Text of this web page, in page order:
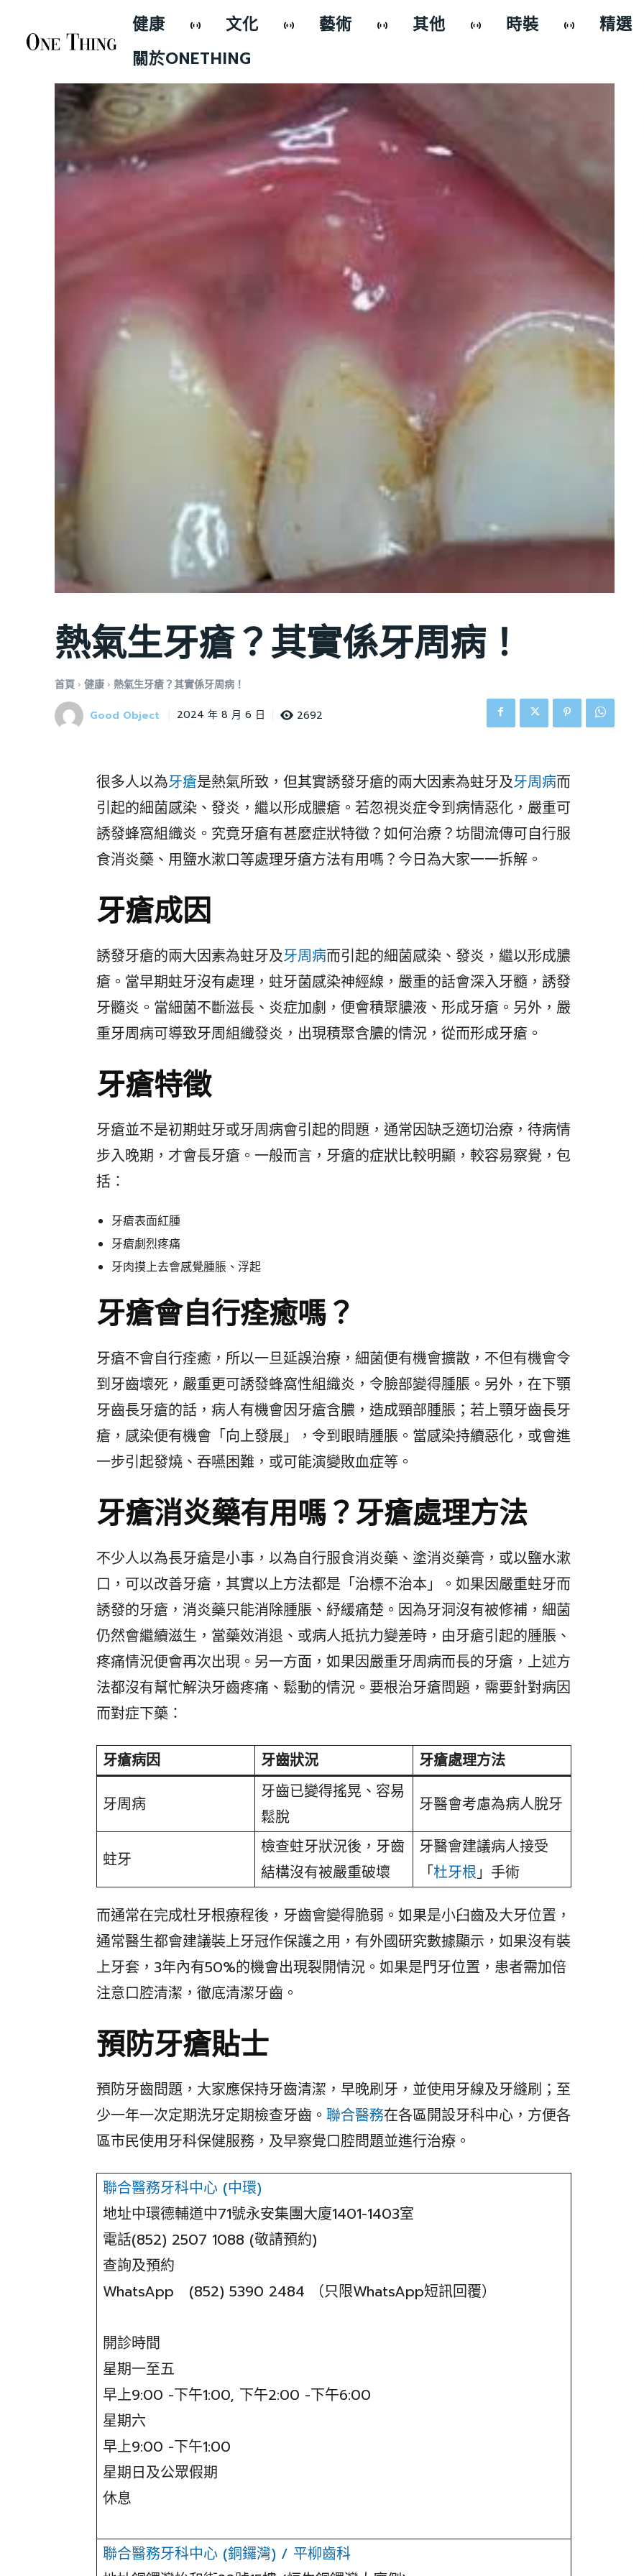
健康 文化 藝術 其他 時裝
精選
關於ONETHING
熱氣生牙瘡？其實係牙周病！
首頁 健康 熱氣生牙瘡？其實係牙周病！
Good Object 2024 年 8 月 6 日 2692
很多人以為牙瘡是熱氣所致，但其實誘發牙瘡的兩大因素為蛀牙及牙周病而
引起的細菌感染、發炎，繼以形成膿瘡。若忽視炎症令到病情惡化，嚴重可
誘發蜂窩組織炎。究竟牙瘡有甚麼症狀特徵？如何治療？坊間流傳可自行服
食消炎藥、用鹽水漱口等處理牙瘡方法有用嗎？今日為大家一一拆解。
牙瘡成因
誘發牙瘡的兩大因素為蛀牙及牙周病而引起的細菌感染、發炎，繼以形成膿
瘡。當早期蛀牙沒有處理，蛀牙菌感染神經線，嚴重的話會深入牙髓，誘發
牙髓炎。當細菌不斷滋長、炎症加劇，便會積聚膿液、形成牙瘡。另外，嚴
重牙周病可導致牙周組織發炎，出現積聚含膿的情況，從而形成牙瘡。
牙瘡特徵
牙瘡並不是初期蛀牙或牙周病會引起的問題，通常因缺乏適切治療，待病情
步入晚期，才會長牙瘡。一般而言，牙瘡的症狀比較明顯，較容易察覺，包
括：
牙瘡表面紅腫
牙瘡劇烈疼痛
牙肉摸上去會感覺腫脹、浮起
牙瘡會自行痊癒嗎？
牙瘡不會自行痊癒，所以一旦延誤治療，細菌便有機會擴散，不但有機會令
到牙齒壞死，嚴重更可誘發蜂窩性組織炎，令臉部變得腫脹。另外，在下顎
牙齒長牙瘡的話，病人有機會因牙瘡含膿，造成頸部腫脹；若上顎牙齒長牙
瘡，感染便有機會「向上發展」，令到眼睛腫脹。當感染持續惡化，或會進
一步引起發燒、吞嚥困難，或可能演變敗血症等。
牙瘡消炎藥有用嗎？牙瘡處理方法
不少人以為長牙瘡是小事，以為自行服食消炎藥、塗消炎藥膏，或以鹽水漱
口，可以改善牙瘡，其實以上方法都是「治標不治本」。如果因嚴重蛀牙而
誘發的牙瘡，消炎藥只能消除腫脹、紓緩痛楚。因為牙洞沒有被修補，細菌
仍然會繼續滋生，當藥效消退、或病人抵抗力變差時，由牙瘡引起的腫脹、
疼痛情況便會再次出現。另一方面，如果因嚴重牙周病而長的牙瘡，上述方
法都沒有幫忙解決牙齒疼痛、鬆動的情況。要根治牙瘡問題，需要針對病因
而對症下藥：
牙瘡病因 牙齒狀況 牙瘡處理方法
牙周病
牙齒已變得搖晃、容易
鬆脫
牙醫會考慮為病人脫牙
蛀牙
檢查蛀牙狀況後，牙齒
結構沒有被嚴重破壞
牙醫會建議病人接受
「杜牙根」手術
而通常在完成杜牙根療程後，牙齒會變得脆弱。如果是小臼齒及大牙位置，
通常醫生都會建議裝上牙冠作保護之用，有外國研究數據顯示，如果沒有裝
上牙套，3年內有50%的機會出現裂開情況。如果是門牙位置，患者需加倍
注意口腔清潔，徹底清潔牙齒。
預防牙瘡貼士
預防牙齒問題，大家應保持牙齒清潔，早晚刷牙，並使用牙線及牙縫刷；至
少一年一次定期洗牙定期檢查牙齒。聯合醫務在各區開設牙科中心，方便各
區市民使用牙科保健服務，及早察覺口腔問題並進行治療。
聯合醫務牙科中心 (中環)
地址中環德輔道中71號永安集團大廈1401-1403室
電話(852) 2507 1088 (敬請預約)
查詢及預約
WhatsApp (852) 5390 2484 （只限WhatsApp短訊回覆）
開診時間
星期一至五
早上9:00 -下午1:00, 下午2:00 -下午6:00
星期六
早上9:00 -下午1:00
星期日及公眾假期
休息
聯合醫務牙科中心 (銅鑼灣) / 平柳齒科